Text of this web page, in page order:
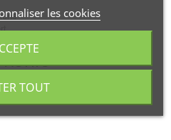
les cookies
TOUT